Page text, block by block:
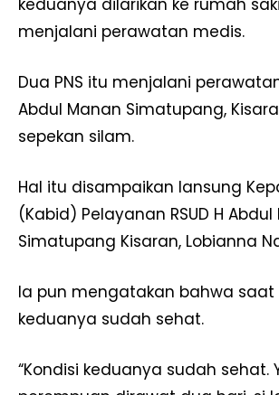
keduanya dilarikan ke rumah
menjalani perawatan medis.
Dua PNS itu menjalani perawatan
Abdul Manan Simatupang,
sepekan silam.
Hal itu disampaikan lansung
(Kabid) Pelayanan RSUD H
Simatupang Kisaran, Lobianna
Ia pun mengatakan bahwa saat
keduanya sudah sehat.
“Kondisi keduanya sudah sehat.